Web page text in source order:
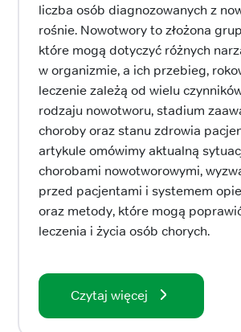
liczba osób diagnozowanych z
rośnie. Nowotwory to złożona
które mogą dotyczyć różnych
w organizmie, a ich przebieg,
leczenie zależą od wielu
rodzaju nowotworu, stadium
choroby oraz stanu zdrowia
artykule omówimy aktualną
chorobami nowotworowymi,
przed pacjentami i systemem
oraz metody, które mogą
leczenia i życia osób chorych.
Czytaj więcej